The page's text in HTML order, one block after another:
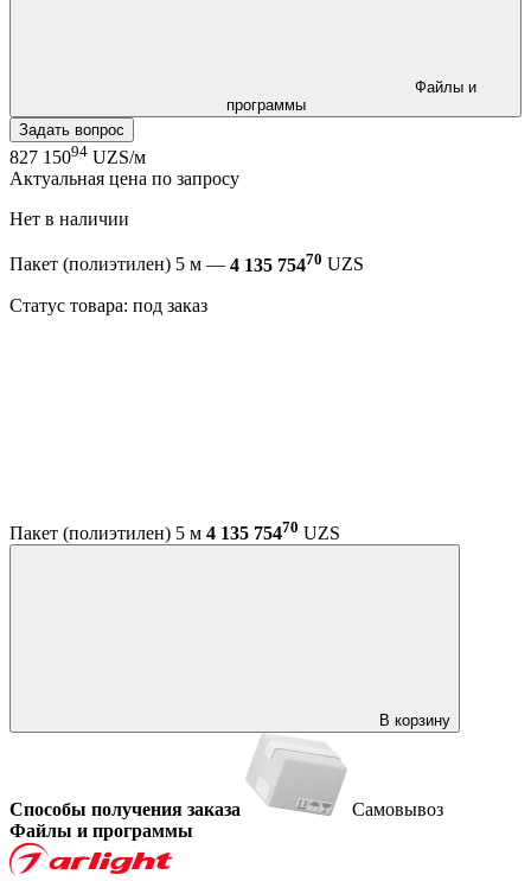
программы
Задать вопрос
827 15094 UZS/м
Актуальная цена по запросу
Нет в наличии
Пакет (полиэтилен) 5 м — 4 135 75470 UZS
Статус товара: под заказ
Пакет (полиэтилен) 5 м 4 135 75470 UZS
В корзину
Способы получения заказа
Самовывоз
Файлы и программы